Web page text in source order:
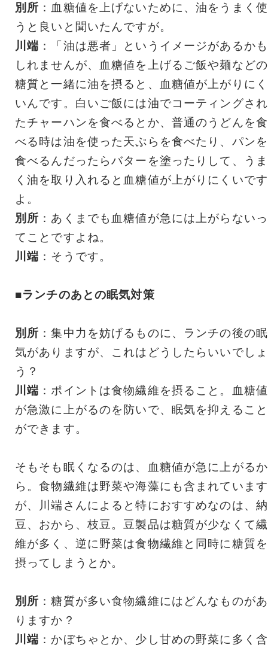
別所 ：血糖値を上げないために、油をうまく使
うと良いと聞いたんですが。
川端 ：「油は悪者」というイメージがあるかも
しれませんが、血糖値を上げるご飯や麺などの
糖質と一緒に油を摂ると、血糖値が上がりにく
いんです。白いご飯には油でコーティングされ
たチャーハンを食べるとか、普通のうどんを食
べる時は油を使った天ぷらを食べたり、パンを
食べるんだったらバターを塗ったりして、うま
く油を取り入れると血糖値が上がりにくいです
よ。
別所 ：あくまでも血糖値が急には上がらないっ
てことですよね。
川端 ：そうです。
■ランチのあとの眠気対策
別所 ：集中力を妨げるものに、ランチの後の眠
気がありますが、これはどうしたらいいでしょ
う？
川端 ：ポイントは食物繊維を摂ること。血糖値
が急激に上がるのを防いで、眠気を抑えること
ができます。
そもそも眠くなるのは、血糖値が急に上がるか
ら。食物繊維は野菜や海藻にも含まれています
が、川端さんによると特におすすめなのは、納
豆、おから、枝豆。豆製品は糖質が少なくて繊
維が多く、逆に野菜は食物繊維と同時に糖質を
摂ってしまうとか。
別所 ：糖質が多い食物繊維にはどんなものがあ
りますか？
川端 ：かぼちゃとか、少し甘めの野菜に多く含